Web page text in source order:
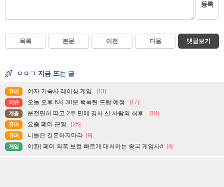
등록
목록 본문 이전 다음 댓글보기
ㅇㅇㄱ 지금 뜨는 글
유머 여자 기숙사 레이싱 게임. [13]
이슈 오늘 오후 6시 30분 핵폭탄 드랍 예정. [17]
계층 운전면허 따고 2주 만에 경차 산 사람의 최후.. [18]
유머 요즘 폐미 근황. [25]
유머 니들은 결혼하지마라 [9]
게임 이환) 페미 의혹 보컬 빠르게 대처하는 중국 게임사# [4]